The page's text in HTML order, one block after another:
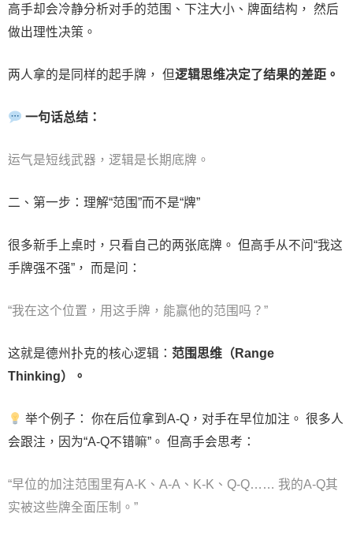
高手却会冷静分析对手的范围、下注大小、牌面结构， 然后
做出理性决策。
两人拿的是同样的起手牌， 但逻辑思维决定了结果的差距。
一句话总结：
运气是短线武器，逻辑是长期底牌。
二、第一步：理解“范围”而不是“牌”
很多新手上桌时，只看自己的两张底牌。 但高手从不问“我这
手牌强不强”， 而是问：
“我在这个位置，用这手牌，能赢他的范围吗？”
这就是德州扑克的核心逻辑： 范围思维（Range
Thinking）。
举个例子： 你在后位拿到A-Q，对手在早位加注。 很多人
会跟注，因为“A-Q不错嘛”。 但高手会思考：
“早位的加注范围里有A-K、A-A、K-K、Q-Q…… 我的A-Q其
实被这些牌全面压制。”